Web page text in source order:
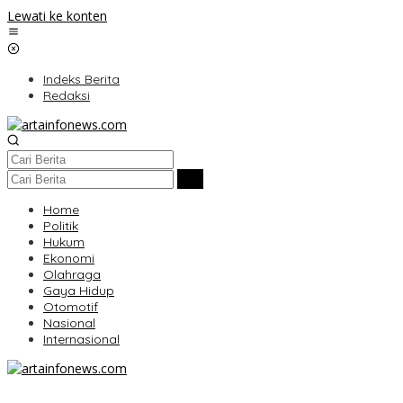
Lewati ke konten
Indeks Berita
Redaksi
Home
Politik
Hukum
Ekonomi
Olahraga
Gaya Hidup
Otomotif
Nasional
Internasional